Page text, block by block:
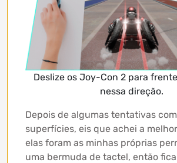
Deslize os Joy-Con 2 para
nessa direção.
Depois de algumas tentativas
superfícies, eis que achei a
elas foram as minhas próprias
uma bermuda de tactel, então